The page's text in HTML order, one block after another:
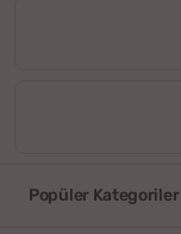
Popüler Kategoriler